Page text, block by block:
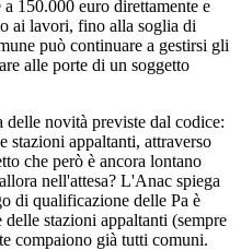
150.000 euro direttamente e
ai lavori, fino alla soglia di
può continuare a gestirsi gli
alle porte di un soggetto
delle novità previste dal codice:
appaltanti, attraverso
che però è ancora lontano
nell'attesa? L'Anac spiega
di qualificazione delle Pa è
stazioni appaltanti (sempre
compaiono già tutti comuni.